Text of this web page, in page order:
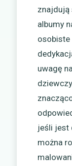
znajdują
albumy
osobiste
uwagę
jeśli jest
można